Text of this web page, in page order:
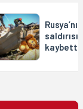
kaybetti